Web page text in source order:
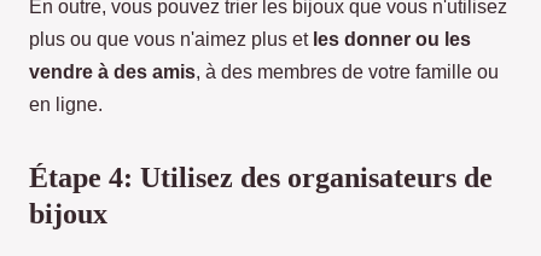
En outre, vous pouvez trier les bijoux que vous n'utilisez
plus ou que vous n'aimez plus et les donner ou les
vendre à des amis, à des membres de votre famille ou
en ligne.
Étape 4: Utilisez des organisateurs de
bijoux